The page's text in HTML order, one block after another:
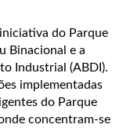
do Parque
Binacional e a
Industrial (ABDI).
implementadas
do Parque
concentram-se